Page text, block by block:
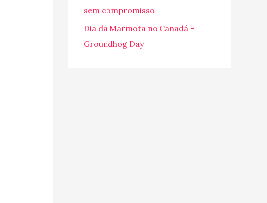
sem compromisso
Dia da Marmota no Canadá -
Groundhog Day